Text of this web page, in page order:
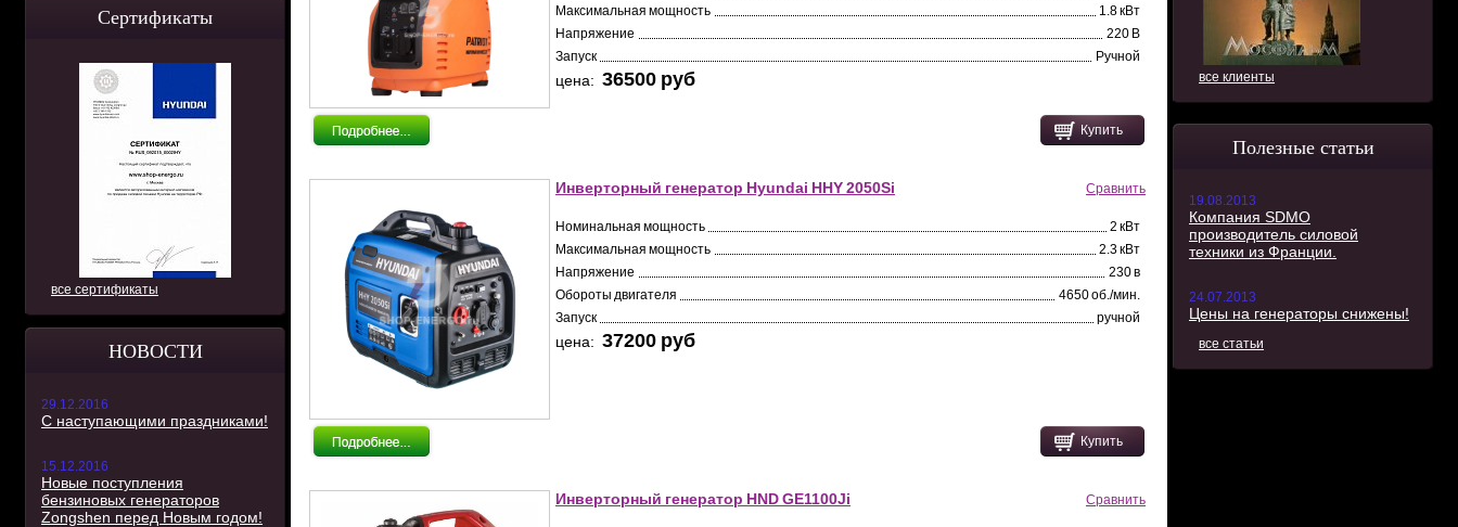
Сертификаты
все сертификаты
НОВОСТИ
29.12.2016
С наступающими праздниками!
15.12.2016
Новые поступления
бензиновых генераторов
Zongshen перед Новым годом!
все клиенты
Полезные статьи
19.08.2013
Компания SDMO
производитель силовой
техники из Франции.
24.07.2013
Цены на генераторы снижены!
все статьи
Максимальная мощность
1.8 кВт
Напряжение
220 В
Запуск
Ручной
цена: 36500 pуб
Купить
Инверторный генератор Hyundai HHY 2050Si Сравнить
Номинальная мощность
2 кВт
Максимальная мощность
2.3 кВт
Напряжение
230 в
Обороты двигателя
4650 об./мин.
Запуск
ручной
цена: 37200 pуб
Купить
Инверторный генератор HND GE1100Ji Сравнить